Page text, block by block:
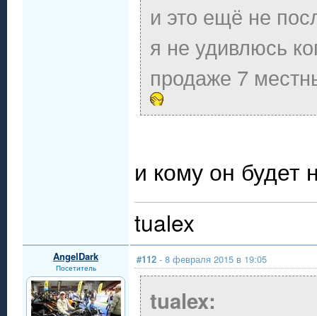
и это ещё не
я не удивлюсь
продаже 7
и кому он будет
tualex
AngelDark
Посетитель
#112 - 8 февраля 2015 в 19:05
tualex: